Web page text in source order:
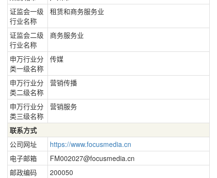
证监会一级
行业名称
租赁和商务服务业
证监会二级
行业名称
商务服务业
申万行业分
类一级名称
传媒
申万行业分
类二级名称
营销传播
申万行业分
类三级名称
营销服务
联系方式
公司网址
https://www.focusmedia.cn
电子邮箱
FM002027@focusmedia.cn
邮政编码
200050